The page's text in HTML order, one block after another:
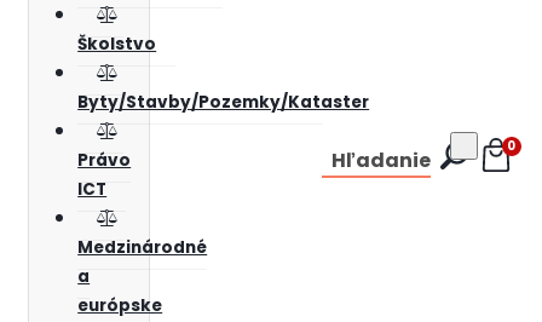
Školstvo
Byty/Stavby/Pozemky/Kataster
Právo
ICT
Medzinárodné
a
európske
Hľadanie 0